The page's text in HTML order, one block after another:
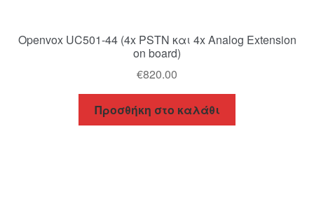
Openvox UC501-44 (4x PSTN και 4x Analog Extension
on board)
€820.00
Προσθήκη στο καλάθι